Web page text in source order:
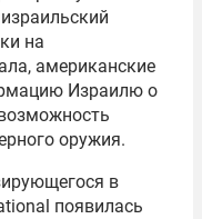
на
американские
Израилю о
оружия.
в
появилась